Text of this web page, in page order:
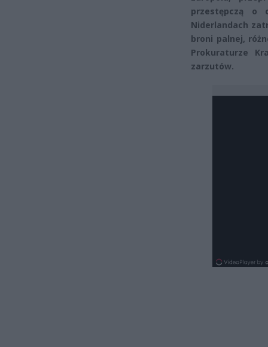
przestępczą
Niderlandach
broni palnej,
Prokuraturze
zarzutów.